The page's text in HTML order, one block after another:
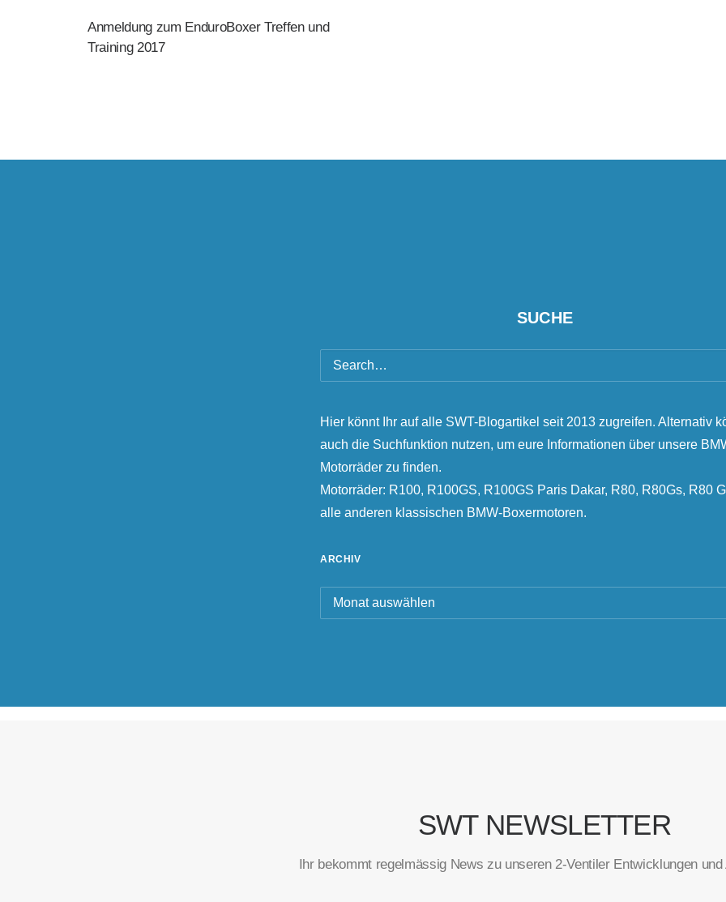
Anmeldung zum EnduroBoxer Treffen und
Training 2017
SUCHE
Hier könnt Ihr auf alle SWT-Blogartikel seit 2013 zugreifen. Alternativ
auch die Suchfunktion nutzen, um eure Informationen über unsere
Motorräder zu finden.
Motorräder: R100, R100GS, R100GS Paris Dakar, R80, R80Gs, R80
alle anderen klassischen BMW-Boxermotoren.
ARCHIV
Archiv
SWT NEWSLETTER
Ihr bekommt regelmässig News zu unseren 2-Ventiler Entwicklungen und